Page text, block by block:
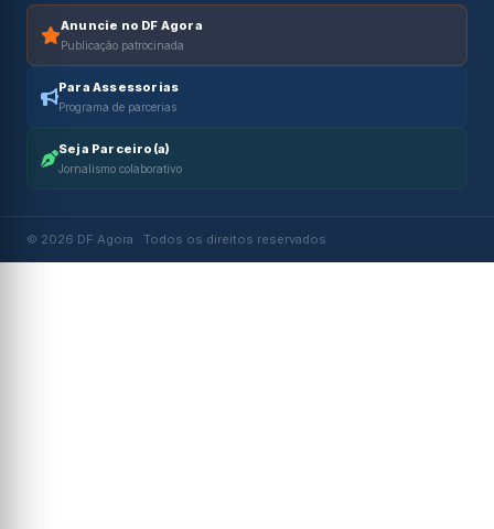
Anuncie no DF Agora
Publicação patrocinada
Para Assessorias
Programa de parcerias
Seja Parceiro(a)
Jornalismo colaborativo
© 2026 DF Agora · Todos os direitos reservados